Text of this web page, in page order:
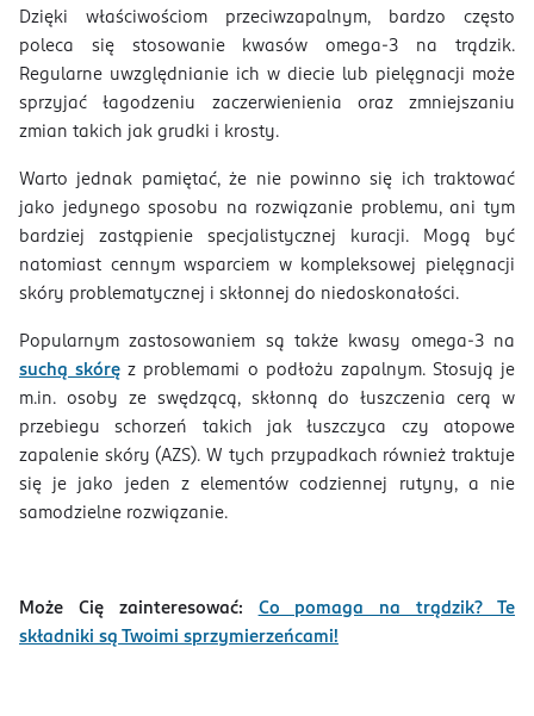
Dzięki właściwościom przeciwzapalnym, bardzo często
poleca się stosowanie kwasów omega-3 na trądzik.
Regularne uwzględnianie ich w diecie lub pielęgnacji może
sprzyjać łagodzeniu zaczerwienienia oraz zmniejszaniu
zmian takich jak grudki i krosty.
Warto jednak pamiętać, że nie powinno się ich traktować
jako jedynego sposobu na rozwiązanie problemu, ani tym
bardziej zastąpienie specjalistycznej kuracji. Mogą być
natomiast cennym wsparciem w kompleksowej pielęgnacji
skóry problematycznej i skłonnej do niedoskonałości.
Popularnym zastosowaniem są także kwasy omega-3 na
suchą skórę z problemami o podłożu zapalnym. Stosują je
m.in. osoby ze swędzącą, skłonną do łuszczenia cerą w
przebiegu schorzeń takich jak łuszczyca czy atopowe
zapalenie skóry (AZS). W tych przypadkach również traktuje
się je jako jeden z elementów codziennej rutyny, a nie
samodzielne rozwiązanie.
Może Cię zainteresować:
Co pomaga na trądzik? Te
składniki są Twoimi sprzymierzeńcami!